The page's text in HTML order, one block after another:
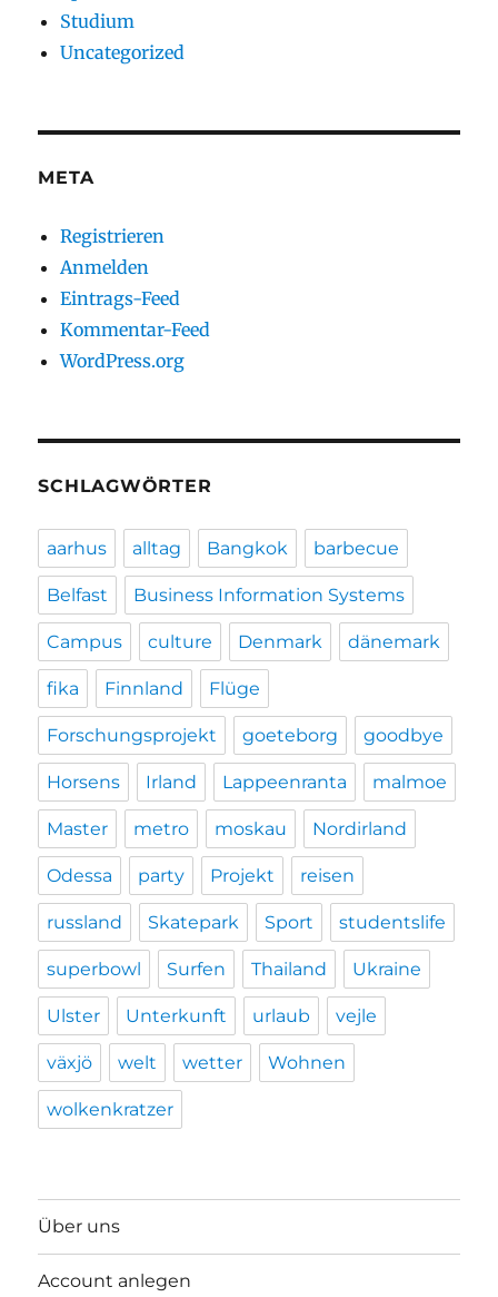
Studium
Uncategorized
META
Registrieren
Anmelden
Eintrags-Feed
Kommentar-Feed
WordPress.org
SCHLAGWÖRTER
aarhus alltag Bangkok barbecue
Belfast Business Information Systems
Campus culture Denmark dänemark
fika Finnland Flüge
Forschungsprojekt goeteborg goodbye
Horsens Irland Lappeenranta malmoe
Master metro moskau Nordirland
Odessa party Projekt reisen
russland Skatepark Sport studentslife
superbowl Surfen Thailand Ukraine
Ulster Unterkunft urlaub vejle
växjö welt wetter Wohnen
wolkenkratzer
Über uns
Account anlegen